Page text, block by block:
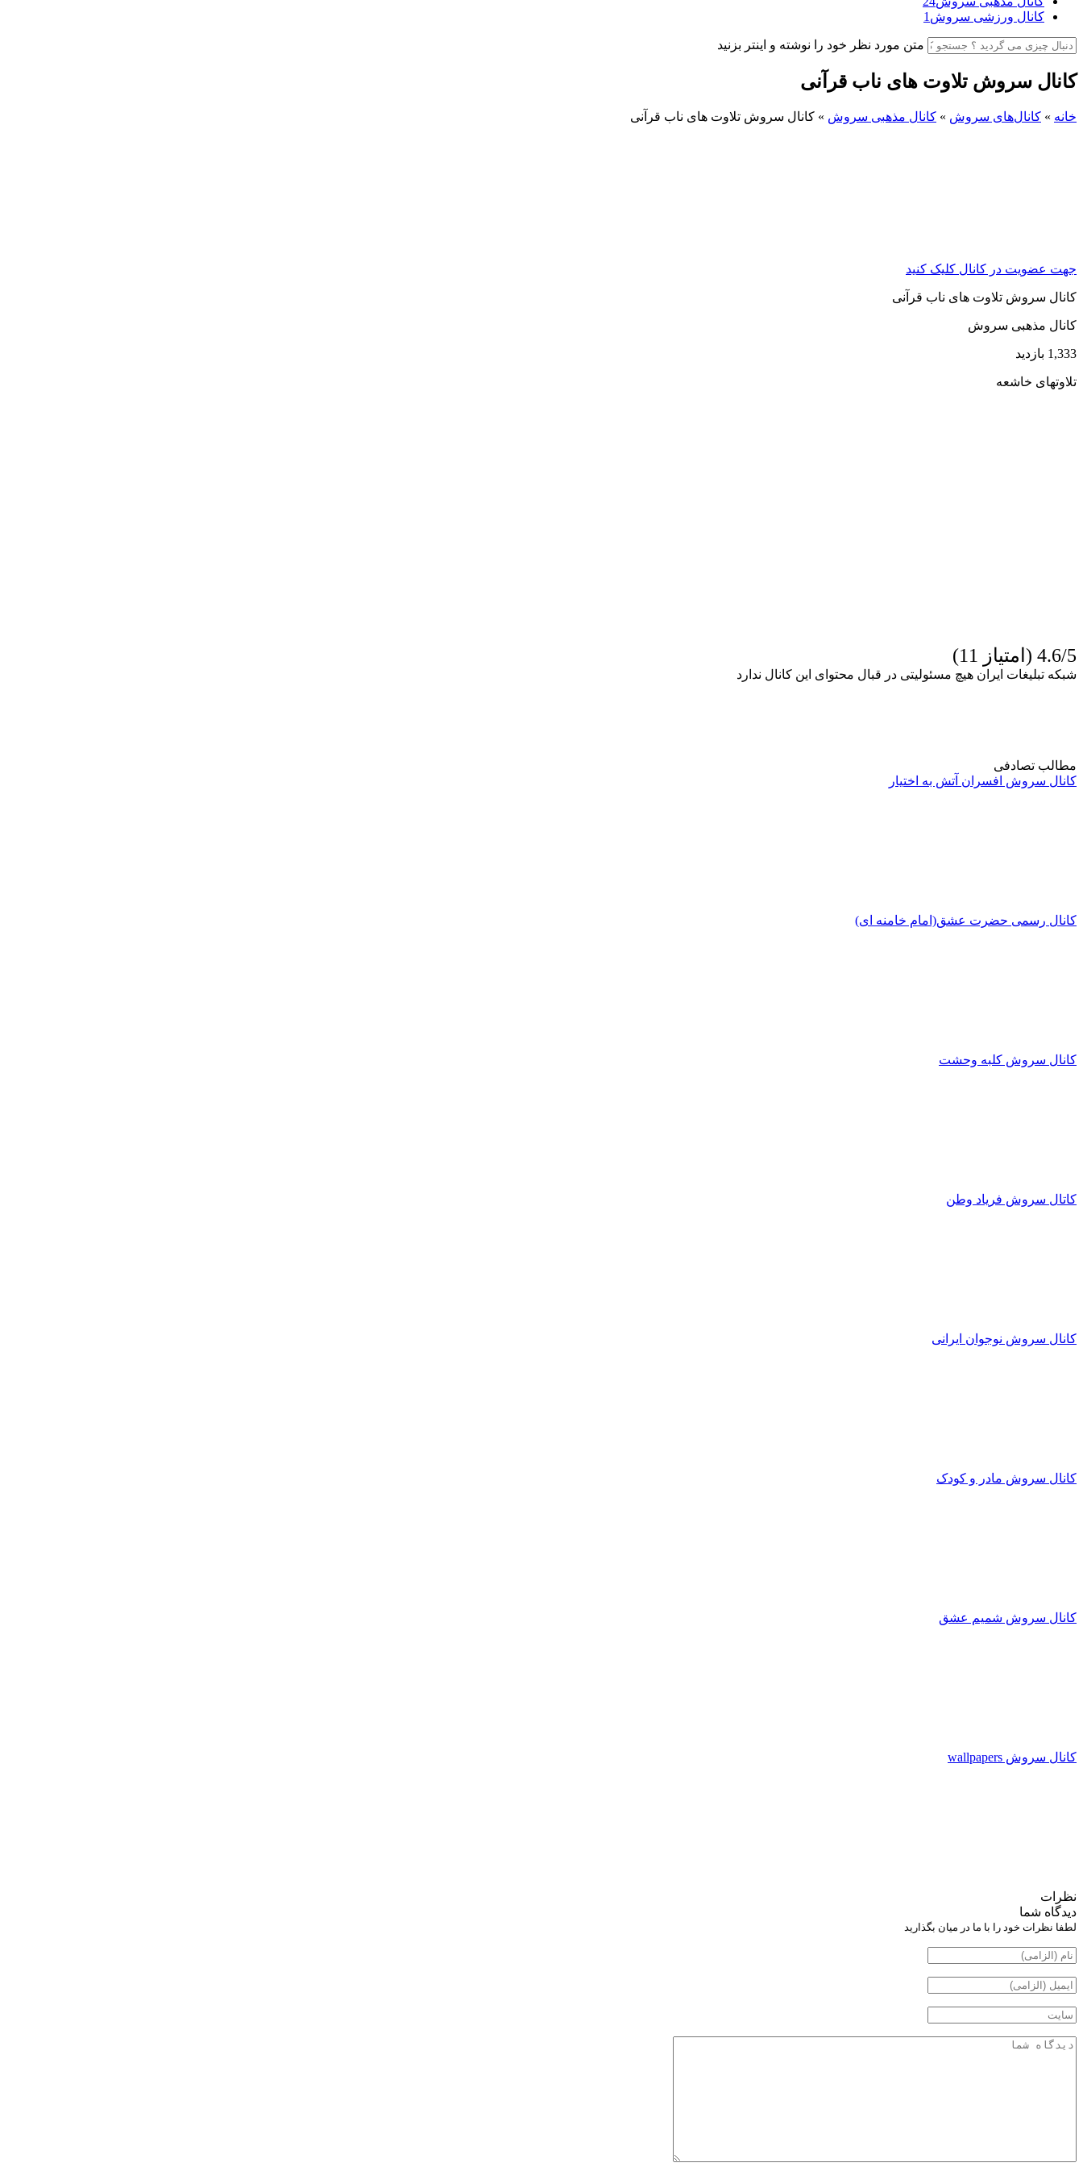
کانال ورزشی سروش 1
متن مورد نظر خود را نوشته و اینتر بزنید
کانال سروش تلاوت های ناب قرآنی
خانه » کانال‌های سروش » کانال مذهبی سروش » کانال سروش تلاوت های ناب قرآنی
جهت عضویت در کانال کلیک کنید
کانال سروش تلاوت های ناب قرآنی
کانال مذهبی سروش
1,333 بازدید
تلاوتهای خاشعه
4.6/5 (امتیاز 11)
شبکه تبلیغات ایران هیچ مسئولیتی در قبال محتوای این کانال ندارد
مطالب تصادفی
کانال سروش افسران آتش به اختیار
کانال رسمی حضرت عشق(امام خامنه ای)
کانال سروش کلبه وحشت
کاتال سروش فریاد وطن
کانال سروش نوجوان ایرانی
کانال سروش مادر و کودک
کانال سروش شمیم عشق
کانال سروش wallpapers
نظرات
دیدگاه شما
لطفا نظرات خود را با ما در میان بگذارید